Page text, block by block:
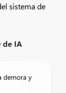
sistema de
de IA
demora y